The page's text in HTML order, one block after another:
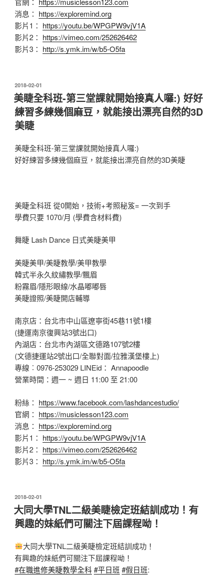
消息： https://exploremind.org
影片1： https://youtu.be/WPGPW9vjV1A
影片2： https://vimeo.com/252626462
影片3： http://s.ymk.im/w/b5-O5fa
發
佈
於
2018-02-01
美睫全科班-第三堂課就開始接真人囉:) 好好
練習多練幾個麻豆，就能接出漂亮自然的3D
美睫
美睫全科班-第三堂課就開始接真人囉:)
好好練習多練幾個麻豆，就能接出漂亮自然的3D美睫
美睫全科班 從0開始，技術+考照秘笈= 一次到手
學費只要 1070/月 (學費含材料費)
舞睫 Lash Dance 日式美睫美甲
美睫美甲/美睫教學/美甲教學
韓式半永久紋繡教學/飄眉
粉霧眉/隱形眼線/水晶嘟嘟唇
美睫證照/美睫開店輔導
南京店：台北市中山區遼寧街45巷11號1樓
(捷運南京復興站3號出口)
內湖店：台北市內湖區文德路107號2樓
(文德捷運站2號出口/全聯對面/拉雅漢堡樓上)
專線︰0976-253029 LINEid： Annapoodle
營業時間：週一 ~ 週日 11:00 至 21:00
粉絲： https://www.facebook.com/lashdancestudio/
官網： https://musiclesson123.com
消息： https://exploremind.org
影片1： https://youtu.be/WPGPW9vjV1A
影片2： https://vimeo.com/252626462
影片3： http://s.ymk.im/w/b5-O5fa
發
佈
於
2018-02-01
大同大學TNL二級美睫檢定班結訓成功！有
興趣的妹紙們可關注下屆課程呦！
大同大學TNL二級美睫檢定班結訓成功！
有興趣的妹紙們可關注下屆課程呦！
#在職進修美睫教學全科#平日班 #假日班: